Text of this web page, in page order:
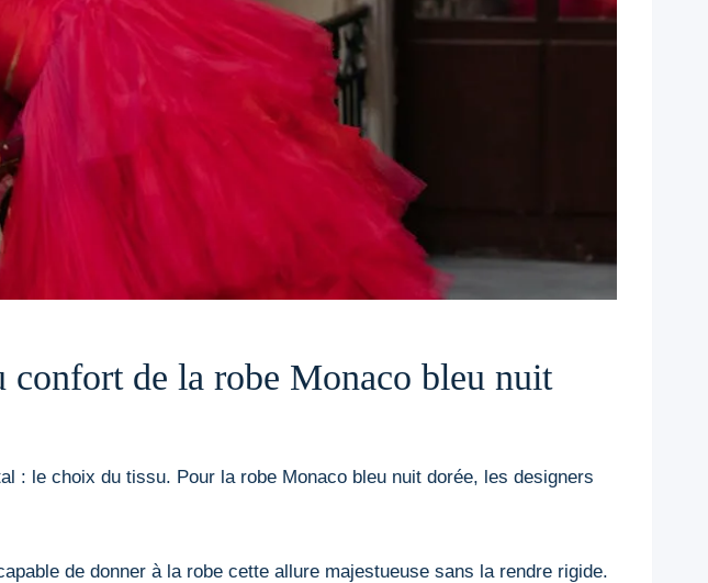
confort de la robe Monaco bleu nuit
: le choix du tissu. Pour la robe Monaco bleu nuit dorée, les designers
de donner à la robe cette allure majestueuse sans la rendre rigide.